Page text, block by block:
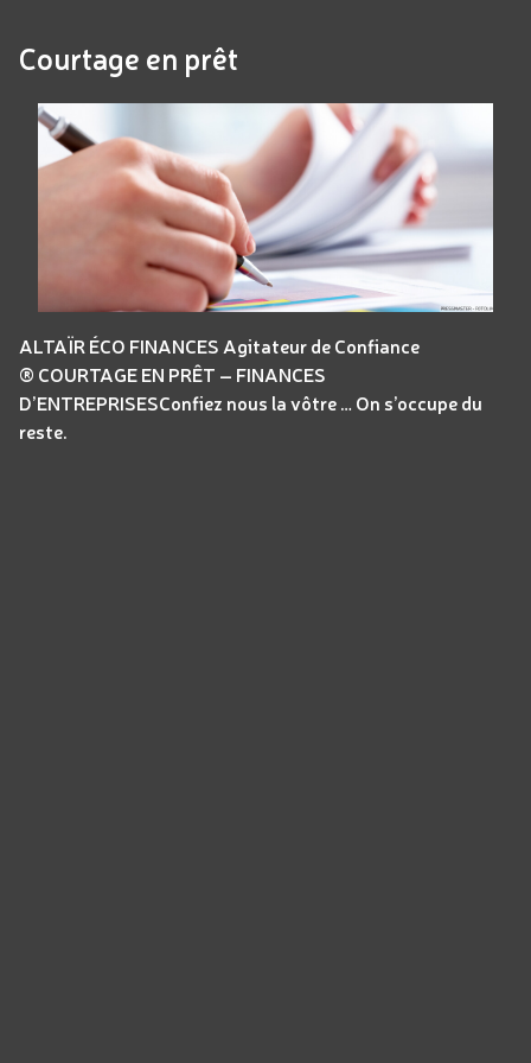
Courtage en prêt
ALTAÏR ÉCO FINANCES Agitateur de Confiance
® COURTAGE EN PRÊT – FINANCES
D’ENTREPRISESConfiez nous la vôtre … On s’occupe du
reste.